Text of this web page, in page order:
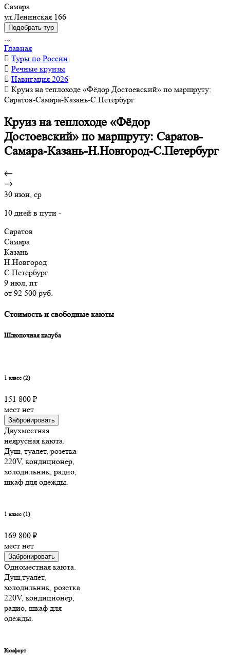
Самара
ул.Ленинская 166
Подобрать тур
...
Главная
Туры по России
Речные круизы
Навигация 2026
Круиз на теплоходе «Фёдор Достоевский» по маршруту:
Саратов-Самара-Казань-С.Петербург
Круиз на теплоходе «Фёдор
Достоевский» по маршруту: Саратов-
Самара-Казань-Н.Новгород-С.Петербург
30 июн, ср
10 дней в пути -
Саратов
Самара
Казань
Н.Новгород
С.Петербург
9 июл, пт
от 92 500 руб.
Стоимость и свободные каюты
Шлюпочная палуба
1 класс (2)
151 800 ₽
мест нет
Забронировать
Двухместная
неярусная каюта.
Душ, туалет, розетка
220V, кондиционер,
холодильник, радио,
шкаф для одежды.
1 класс (1)
169 800 ₽
мест нет
Забронировать
Одноместная каюта.
Душ,туалет,
холодильник, розетка
220V, кондиционер,
радио, шкаф для
одежды.
Комфорт